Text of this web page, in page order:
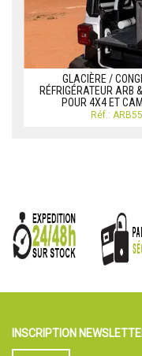
GLACIÈRE /
RÉFRIGÉRATEUR ARB
POUR 4X4 ET
Réf.:
INSCRIPTION